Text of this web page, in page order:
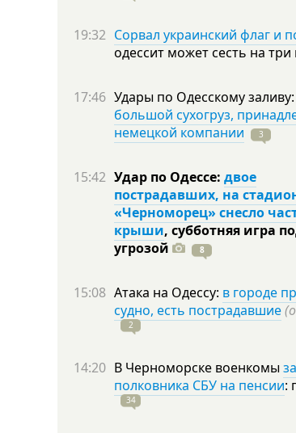
19:32 Сорвал украинский флаг и
одессит может сесть на три
17:46 Удары по Одесскому
большой сухогруз,
немецкой компании
3
15:42 Удар по Одессе: двое
пострадавших, на
«Черноморец» снесло
крыши, субботняя игра
угрозой
8
15:08 Атака на Одессу: в городе
судно, есть пострадавшие
2
14:20 В Черноморске военкомы
полковника СБУ на пенсии:
34